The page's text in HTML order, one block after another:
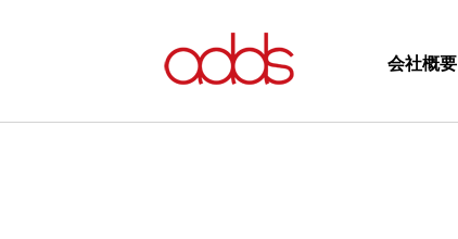
会社概要